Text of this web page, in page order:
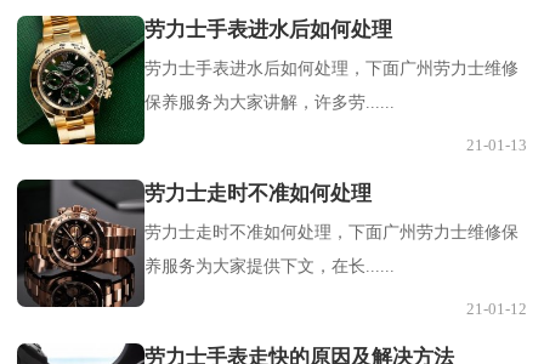
劳力士手表进水后如何处理
劳力士手表进水后如何处理，下面广州劳力士维修
保养服务为大家讲解，许多劳......
21-01-13
劳力士走时不准如何处理
劳力士走时不准如何处理，下面广州劳力士维修保
养服务为大家提供下文，在长......
21-01-12
劳力士手表走快的原因及解决方法